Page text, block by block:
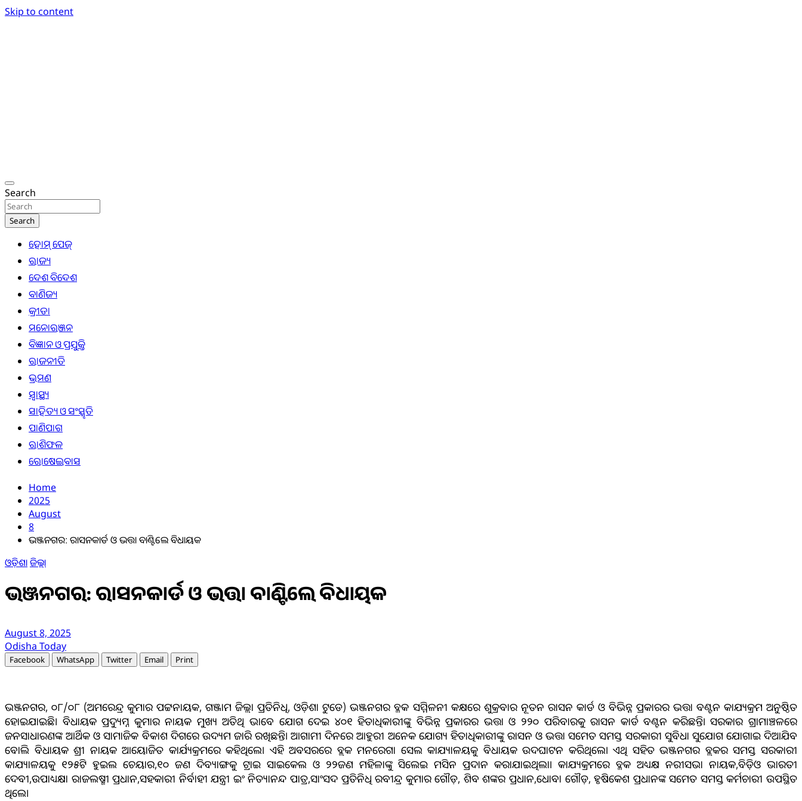
Skip to content
Search
Search
ହୋମ୍ ପେଜ୍
ରାଜ୍ୟ
ଦେଶ ବିଦେଶ
ବାଣିଜ୍ୟ
କ୍ରୀଡା
ମନୋରଞ୍ଜନ
ବିଜ୍ଞାନ ଓ ପ୍ରଯୁକ୍ତି
ରାଜନୀତି
ଭ୍ରମଣ
ସ୍ୱାସ୍ଥ୍ୟ
ସାହିତ୍ୟ ଓ ସଂସ୍କୃତି
ପାଣିପାଗ
ରାଶିଫଳ
ରୋଷେଇବାସ
Home
2025
August
8
ଭଞ୍ଜନଗର: ରାସନକାର୍ଡ ଓ ଭତ୍ତା ବାଣ୍ଟିଲେ ବିଧାୟକ
ଓଡ଼ିଶାଜିଲ୍ଲା
ଭଞ୍ଜନଗର: ରାସନକାର୍ଡ ଓ ଭତ୍ତା ବାଣ୍ଟିଲେ ବିଧାୟକ
August 8, 2025
Odisha Today
Facebook WhatsApp Twitter Email Print
ଭଞ୍ଜନଗର, ୦୮/୦୮ (ଅମରେନ୍ଦ୍ର କୁମାର ପଟ୍ଟନାୟକ, ଗଞ୍ଜାମ ଜିଲ୍ଲା ପ୍ରତିନିଧି, ଓଡ଼ିଶା ଟୁଡେ) ଭଞ୍ଜନଗର ବ୍ଳକ ସମ୍ମିଳନୀ କକ୍ଷରେ ଶୁକ୍ରବାର ନୂତନ ରାସନ କାର୍ଡ ଓ ବିଭିନ୍ନ ପ୍ରକାରର ଭତ୍ତା ବଣ୍ଟନ କାଯ୍ୟକ୍ରମ ଅନୁଷ୍ଠିତ
ହୋଇଯାଇଛି। ବିଧାୟକ ପ୍ରଦ୍ୟୁମ୍ନ କୁମାର ନାୟକ ମୁଖ୍ୟ ଅତିଥି ଭାବେ ଯୋଗ ଦେଇ ୪୦୧ ହିତାଧିକାରୀଙ୍କୁ ବିଭିନ୍ନ ପ୍ରକାରର ଭତ୍ତା ଓ ୨୨୦ ପରିବାରକୁ ରାସନ କାର୍ଡ ବଣ୍ଟନ କରିଛନ୍ତି। ସରକାର ଗ୍ରାମାଞ୍ଚଳରେ
ଜନସାଧାରଣଙ୍କ ଆର୍ଥିକ ଓ ସାମାଜିକ ବିକାଶ ଦିଗରେ ଉଦ୍ୟମ ଜାରି ରଖିଛନ୍ତି। ଆଗାମୀ ଦିନରେ ଆହୁରୀ ଅନେକ ଯୋଗ୍ୟ ହିତାଧିକାରୀଙ୍କୁ ରାସନ ଓ ଭତ୍ତା ସମେତ ସମସ୍ତ ସରକାରୀ ସୁବିଧା ସୁଯୋଗ ଯୋଗାଇ ଦିଆଯିବ
ବୋଲି ବିଧାୟକ ଶ୍ରୀ ନାୟକ ଆୟୋଜିତ କାର୍ଯ୍ୟକ୍ରମରେ କହିଥିଲେ। ଏହି ଅବସରରେ ବ୍ଲକ ମନରେଗା ସେଲ କାଯ୍ୟାଳୟକୁ ବିଧାୟକ ଉଦଘାଟନ କରିଥିଲେ। ଏଥି ସହିତ ଭଞ୍ଜନଗର ବ୍ଲକର ସମସ୍ତ ସରକାରୀ
କାଯ୍ୟାଳୟକୁ ୧୨୫ଟି ହୁଇଲ ଚେୟାର,୧୦ ଜଣ ଦିବ୍ୟାଙ୍ଗକୁ ଟ୍ରାଇ ସାଇକେଲ ଓ ୨୨ଜଣ ମହିଳାଙ୍କୁ ସିଲେଇ ମସିନ ପ୍ରଦାନ କରାଯାଇଥିଲା। କାଯ୍ୟକ୍ରମରେ ବ୍ଳକ ଅଧ୍ୟକ୍ଷ ନରୀସଭା ନାୟକ,ବିଡ଼ିଓ ଭାରତୀ
ଦେବୀ,ଉପାଧ୍ୟକ୍ଷା ରାଜଲଷ୍ମୀ ପ୍ରଧାନ,ସହକାରୀ ନିର୍ବାହୀ ଯନ୍ତ୍ରୀ ଇଂ ନିତ୍ୟାନନ୍ଦ ପାତ୍ର,ସାଂସଦ ପ୍ରତିନିଧି ରବୀନ୍ଦ୍ର କୁମାର ଗୌଡ଼, ଶିବ ଶଙ୍କର ପ୍ରଧାନ,ଧୋବା ଗୌଡ଼, ହୃଷିକେଶ ପ୍ରଧାନଙ୍କ ସମେତ ସମସ୍ତ କର୍ମଚାରୀ ଉପସ୍ଥିତ
ଥିଲେ।